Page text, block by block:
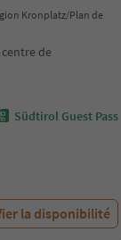
Kronplatz/Plan de
de
Südtirol Guest Pass
la disponibilité